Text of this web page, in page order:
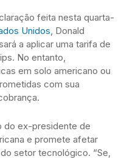
feita nesta quarta-
Unidos, Donald
a aplicar uma tarifa de
No entanto,
em solo americano ou
com sua
do ex-presidente de
e promete afetar
setor tecnológico. “Se,